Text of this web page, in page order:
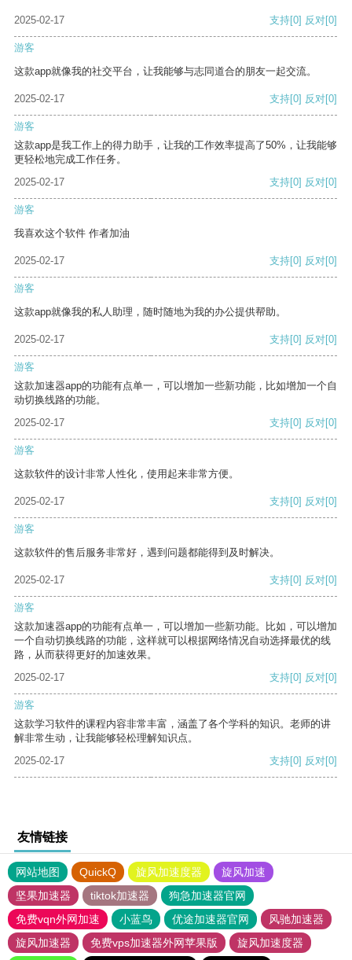
2025-02-17 支持[0] 反对[0]
游客
这款app就像我的社交平台，让我能够与志同道合的朋友一起交流。
2025-02-17 支持[0] 反对[0]
游客
这款app是我工作上的得力助手，让我的工作效率提高了50%，让我能够
更轻松地完成工作任务。
2025-02-17
支持[0] 反对[0]
游客
我喜欢这个软件 作者加油
2025-02-17 支持[0] 反对[0]
游客
这款app就像我的私人助理，随时随地为我的办公提供帮助。
2025-02-17 支持[0] 反对[0]
游客
这款加速器app的功能有点单一，可以增加一些新功能，比如增加一个自
动切换线路的功能。
2025-02-17
支持[0] 反对[0]
游客
这款软件的设计非常人性化，使用起来非常方便。
2025-02-17 支持[0] 反对[0]
游客
这款软件的售后服务非常好，遇到问题都能得到及时解决。
2025-02-17 支持[0] 反对[0]
游客
这款加速器app的功能有点单一，可以增加一些新功能。比如，可以增加
一个自动切换线路的功能，这样就可以根据网络情况自动选择最优的线
路，从而获得更好的加速效果。
2025-02-17
支持[0] 反对[0]
游客
这款学习软件的课程内容非常丰富，涵盖了各个学科的知识。老师的讲
解非常生动，让我能够轻松理解知识点。
2025-02-17
支持[0] 反对[0]
友情链接
网站地图 QuickQ 旋风加速度器
旋风加速
坚果加速器
tiktok加速器
狗急加速器官网
免费vqn外网加速
小蓝鸟 优途加速器官网
风驰加速器
旋风加速器
免费vps加速器外网苹果版 旋风加速度器